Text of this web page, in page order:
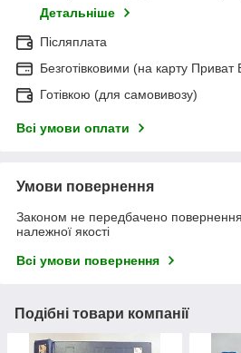
Детальніше
Післяплата
Безготівковими (на карту Приват
Готівкою (для самовивозу)
Всі умови оплати
Умови повернення
Законом не передбачено
належної якості
Всі умови повернення
Подібні товари компанії